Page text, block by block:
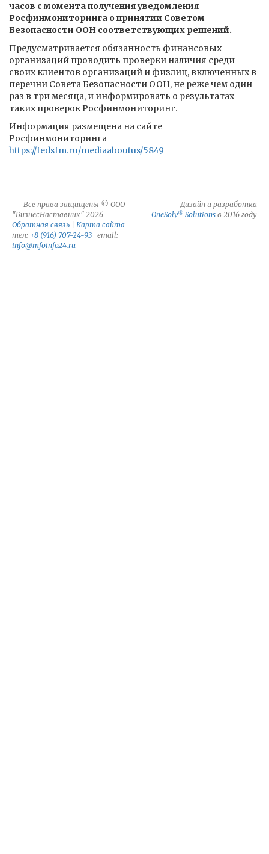
часов с момента получения уведомления
Росфинмониторинга о принятии Советом
Безопасности ООН соответствующих решений.
Предусматривается обязанность финансовых
организаций проводить проверки наличия среди
своих клиентов организаций и физлиц, включенных в
перечни Совета Безопасности ООН, не реже чем один
раз в три месяца, и информировать о результатах
таких проверок Росфинмониторинг.
Информация размещена на сайте
Росфинмониторинга
https://fedsfm.ru/mediaaboutus/5849
Все права защищены © ООО
"БизнесНаставник" 2026
Обратная связь
Карта сайта
тел: +8 (916) 707-24-93 email:
info@mfoinfo24.ru
Дизайн и разработка
OneSolv® Solutions в 2016 году